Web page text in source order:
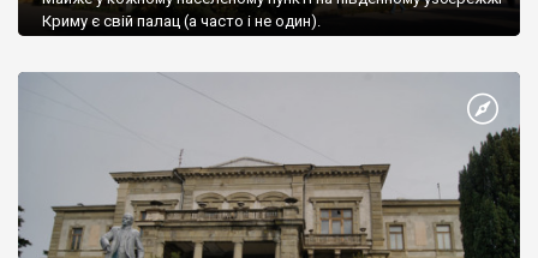
Криму є свій палац (а часто і не один).